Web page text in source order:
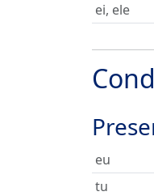
ei, ele
eu
tu